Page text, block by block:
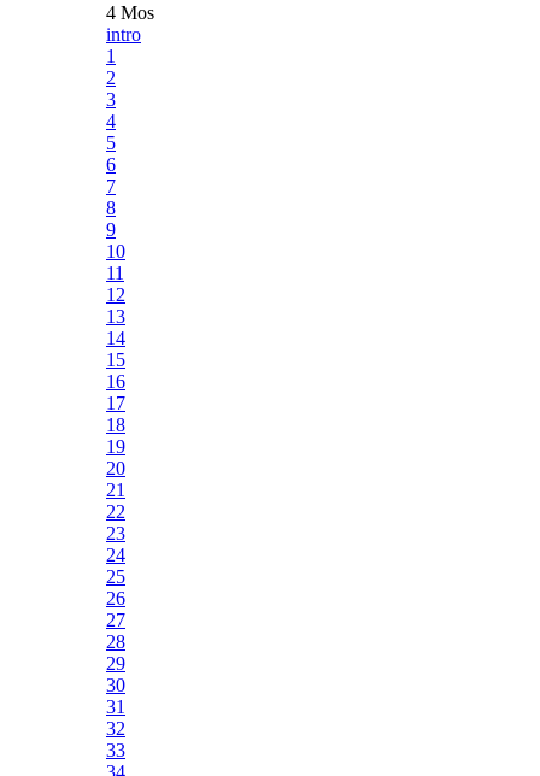
4 Mos
intro
1
2
3
4
5
6
7
8
9
10
11
12
13
14
15
16
17
18
19
20
21
22
23
24
25
26
27
28
29
30
31
32
33
34